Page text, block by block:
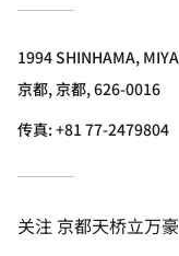
1994 SHINHAMA,
京都, 京都, 626-0016
传真:+81 77-2479804
关注 京都天桥立万